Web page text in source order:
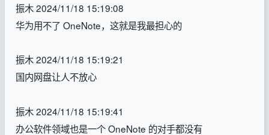
振木 2024/11/18 15:19:08
华为用不了 OneNote，这就是我最担心的
振木 2024/11/18 15:19:21
国内网盘让人不放心
振木 2024/11/18 15:19:41
办公软件领域也是一个 OneNote 的对手都没有